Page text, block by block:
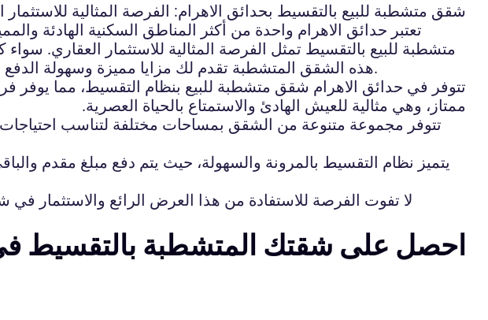
شقق متشطبة للبيع بالتقسيط بحدائق الاهرام: الفرصة المثالية للاستثمار
تعتبر حدائق الاهرام واحدة من أكثر المناطق السكنية الهادئة
متشطبة للبيع بالتقسيط تمثل الفرصة المثالية للاستثمار
هذه الشقق المتشطبة تقدم لك مزايا مميزة وسهولة الدفع عبر نظام التقسيط. فلا تفوت هذه الفرصة الذهبية واحجز شقتك الآن في حدائق الاهرام.
تتوفر في حدائق الاهرام شقق متشطبة للبيع بنظام التقسيط، مما يوفر
ممتاز، وهي مثالية للعيش الهادئ والاستمتاع بالحياة العصرية.
تتوفر مجموعة متنوعة من الشقق بمساحات مختلفة لتناسب
يتميز نظام التقسيط بالمرونة والسهولة، حيث يتم دفع مبلغ مقدم
لا تفوت الفرصة للاستفادة من هذا العرض الرائع
احصل على شقتك المتشطبة بالتقسيط